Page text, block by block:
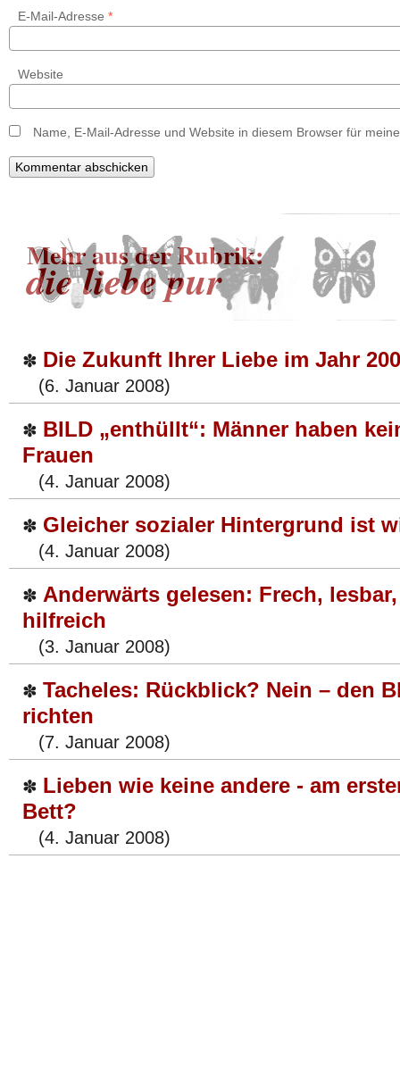
E-Mail-Adresse *
Website
Name, E-Mail-Adresse und Website in diesem Browser für
Mehr aus der Rubrik:
die liebe pur
✽ Die Zukunft Ihrer Liebe im Jahr
(6. Januar 2008)
✽ BILD „enthüllt“: Männer haben
Frauen
(4. Januar 2008)
✽ Gleicher sozialer Hintergrund ist
(4. Januar 2008)
✽ Anderwärts gelesen: Frech,
hilfreich
(3. Januar 2008)
✽ Tacheles: Rückblick? Nein – den
richten
(7. Januar 2008)
✽ Lieben wie keine andere - am
Bett?
(4. Januar 2008)